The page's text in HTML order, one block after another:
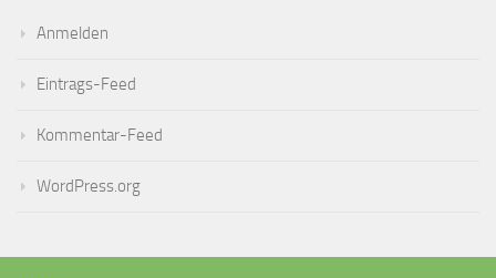
Anmelden
Eintrags-Feed
Kommentar-Feed
WordPress.org